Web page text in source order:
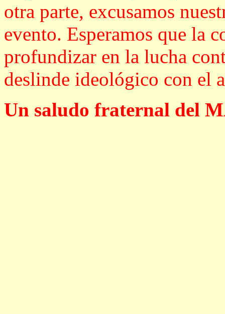
otra parte, excusamos
evento. Esperamos que la
profundizar en la lucha
deslinde ideológico con el
Un saludo fraternal del